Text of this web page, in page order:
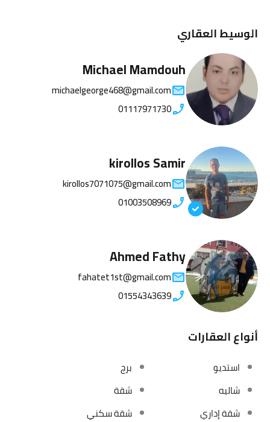
الوسيط العقاري
Michael Mamdouh
michaelgeorge468@gmail.com
01117971730
kirollos Samir
kirollos7071075@gmail.com
01003508969
Ahmed Fathy
fahatet1st@gmail.com
01554343639
أنواع العقارات
استديو
برج
شاليه
شقة
شقة إداري
شقة سكني